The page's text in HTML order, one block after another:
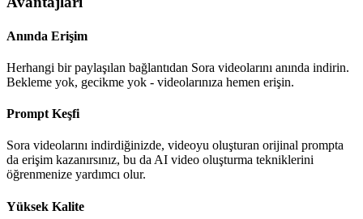
Anında Erişim
Herhangi bir paylaşılan bağlantıdan Sora videolarını anında indirin.
Bekleme yok, gecikme yok - videolarınıza hemen erişin.
Prompt Keşfi
Sora videolarını indirdiğinizde, videoyu oluşturan orijinal prompta
da erişim kazanırsınız, bu da AI video oluşturma tekniklerini
öğrenmenize yardımcı olur.
Yüksek Kalite